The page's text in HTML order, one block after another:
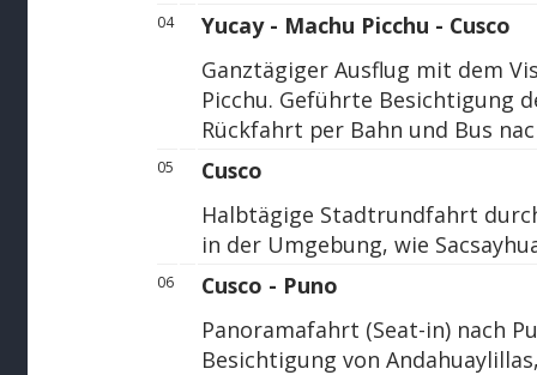
04
Yucay - Machu Picchu - Cusco
Ganztägiger Ausflug mit dem
Picchu. Geführte Besichtigung
Rückfahrt per Bahn und Bus
05
Cusco
Halbtägige Stadtrundfahrt
in der Umgebung, wie
06
Cusco - Puno
Panoramafahrt (Seat-in) nach
Besichtigung von